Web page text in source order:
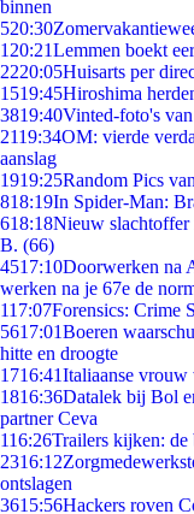
binnen
520:30
1 20:21Lemmen boekt
2220:05Huisarts per
1519:45Hiroshima
3819:40Vinted-foto's
2119:34OM: vierde
aanslag
1919:25Random Pics
818:19In Spider-Man:
618:18Nieuw slachtoffer
B. (66)
4517:10Doorwerken na
werken na je 67e de
117:07Forensics: Crime
5617:01Boeren
hitte en droogte
1716:41Italiaanse
1816:36Datalek bij Bol
partner Ceva
116:26Trailers kijken: de
2316:12
ontslagen
3615:56Hackers roven